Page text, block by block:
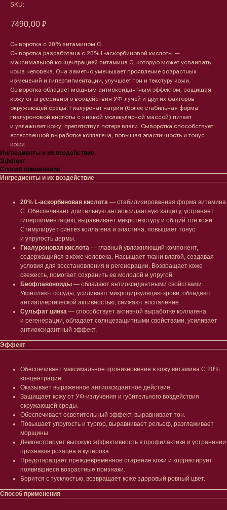
SKU:
7490,00 ₽
Сыворотка с 20% витамином С.
Сыворотка разработана с 20% L-аскорбиновой кислоты —
максимальной концентрацией витамина С, которую может усваивать
кожа человека. Она заметно уменьшает проявление возрастных
изменений и гиперпигментации, улучшает тон и текстуру кожи.
Сыворотка обладает мощным антиоксидантным эффектом, защищая
кожу от агрессивного воздействия УФ-лучей и других факторов
окружающей среды. Гиалуронат натрия (более стабильная форма
гиалуроновой кислоты с низкой молекулярной массой) питает
и увлажняет кожу, препятствуя потере влаги. Сыворотка способствует
естественной выработке коллагена, повышая эластичность и тонус
кожи.
Ингредиенты и их воздействие
Эффект
Способ применения
Ингредиенты и их воздействие
20% L-аскорбиновая кислота — стабилизированная форма витамина
С. Обеспечивает длительную антиоксидантную защиту, устраняет
гиперпигментацию, выравнивает микротекстуру и общий тон кожи.
Стимулирует синтез коллагена и эластина, повышает тонус
и упругость дермы.
Гиалуроновая кислота — главный увлажняющий компонент,
содержащийся в коже человека. Насыщает ткани влагой, создавая
условия для восстановления и регенерации. Возвращает коже
свежесть, помогает сохранить ее молодой и упругой.
Биофлавоноиды — обладают антиоксидантными свойствами.
Укрепляют сосуды, усиливают микроциркуляцию крови, обладают
антиаллергической активностью, снижают воспаление.
Сульфат цинка — способствует активной выработке коллагена
и регенерации, обладает солнцезащитными свойствами, усиливает
антиоксидантный эффект.
Эффект
Обеспечивает максимальное проникновение в кожу витамина С 20%
концентрации.
Оказывает выраженное антиоксидантное действие.
Защищает кожу от УФ-излучения и губительного воздействия
окружающей среды.
Обеспечивает осветительный эффект, выравнивает тон.
Повышает упругость и тургор, выравнивает рельеф, разглаживает
морщины.
Демонстрирует высокую эффективность в профилактике и устранении
признаков розацеа и купероза.
Предотвращает преждевременное старение кожи и корректирует
появившиеся возрастные признаки.
Борится с тусклостью, возвращает коже здоровый ровный цвет.
Способ применения
Тело
Шея и зона декольте
Уход за руками
Уход за ногами
Гаджеты
Сертификаты
Наборы
Лицо
Сыворотки/ эссенции
Ретинол
Защита от солнца
Тонизация
Восстановление
Маски и патчи
Уход за губами
Декоротивная косметика
Волосы
Проблемы
Кондиционеры/бальзамы